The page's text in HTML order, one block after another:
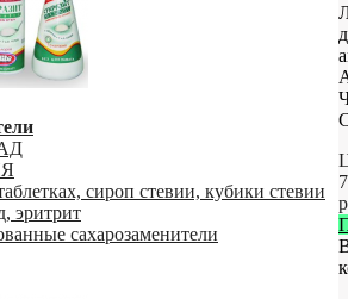
сироп стевии, кубики стевии
эритрит
сахарозаменители
7